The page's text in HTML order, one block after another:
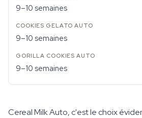
9–10 semaines
9–10 semaines
9–10 semaines
Cereal Milk Auto, c'est le choix